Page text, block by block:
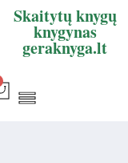
Skaitytų knygų
knygynas
geraknyga.lt